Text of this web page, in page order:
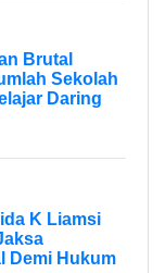
Brutal
Sekolah
Daring
K Liamsi
Demi Hukum